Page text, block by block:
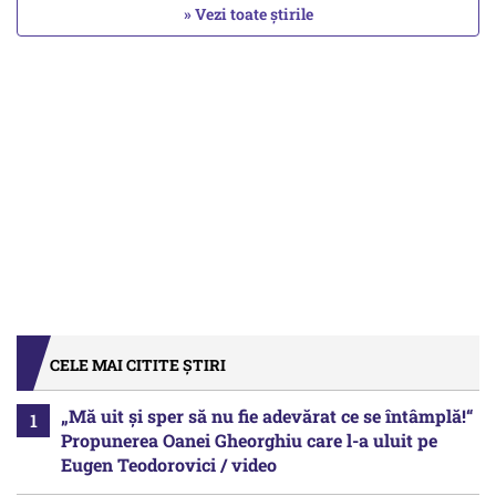
» Vezi toate știrile
CELE MAI CITITE ȘTIRI
„Mă uit și sper să nu fie adevărat ce se întâmplă!“
Propunerea Oanei Gheorghiu care l-a uluit pe
Eugen Teodorovici / video